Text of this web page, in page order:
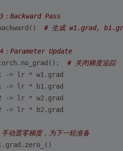
：Backward Pass
# 生成 w1.grad,
：Parameter Update
# 关闭梯度追踪
-= lr * w1.grad
-= lr * b1.grad
-= lr * w2.grad
-= lr * b2.grad
动置零梯度，为下一轮准备